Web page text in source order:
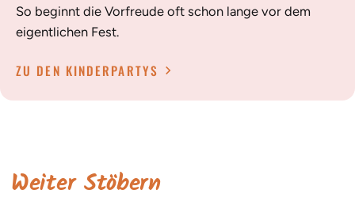
So beginnt die Vorfreude oft schon lange vor dem
eigentlichen Fest.
ZU DEN KINDERPARTYS
Weiter Stöbern